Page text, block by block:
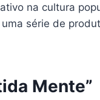
na cultura
série de
Mente”